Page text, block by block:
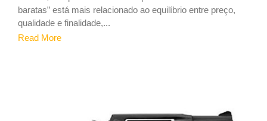
baratas” está mais relacionado ao equilíbrio entre preço,
qualidade e finalidade,...
Read More